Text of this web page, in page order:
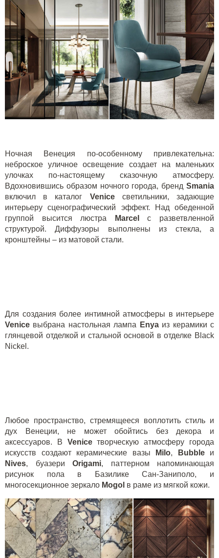
Ночная Венеция по-особенному привлекательна:
неброское уличное освещение создает на маленьких
улочках по-настоящему сказочную атмосферу.
Вдохновившись образом ночного города, бренд Smania
включил в каталог Venice
светильники, задающие
интерьеру сценографический эффект. Над обеденной
группой высится люстра
Marcel c
разветвленной
структурой. Диффузоры выполнены из стекла, а
кронштейны – из матовой стали.
Для создания более интимной атмосферы в интерьере
Venice выбрана настольная лампа Enya из керамики с
глянцевой отделкой и стальной основой в отделке Black
Nickel .
Любое пространство, стремящееся воплотить стиль и
дух Венеции, не может обойтись без декора и
аксессуаров. В Venice творческую атмосферу города
искусств создают керамические вазы
Milo, Bubble
и
Nives, буазери Origami, паттерном напоминающая
рисунок пола в Базилике Сан-Заниполо, и
многосекционное зеркало Mogol в раме из мягкой кожи.